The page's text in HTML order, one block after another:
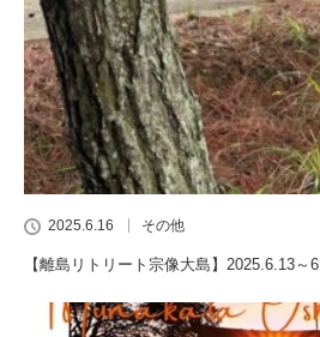
2025.6.16 その他
【離島リトリート宗像大島】2025.6.13～